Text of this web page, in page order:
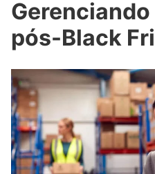
pós-Black